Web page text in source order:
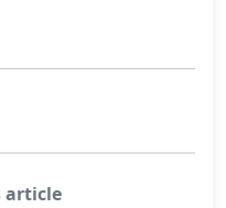
article